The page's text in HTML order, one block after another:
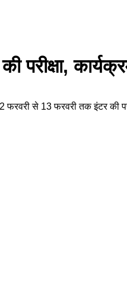
2 फरवरी से 13 फरवरी तक इंटर